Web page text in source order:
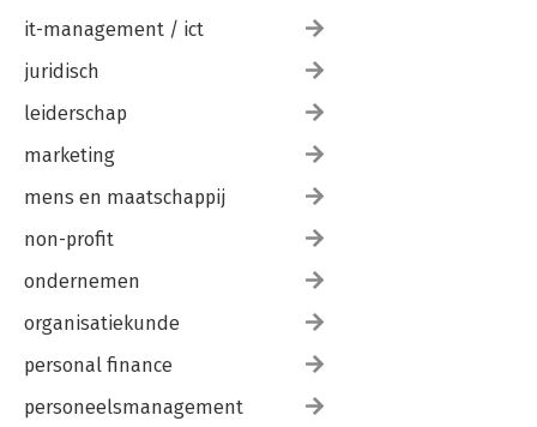
it-management / ict
juridisch
leiderschap
marketing
mens en maatschappij
non-profit
ondernemen
organisatiekunde
personal finance
personeelsmanagement